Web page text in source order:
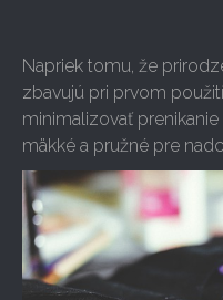
Napriek tomu, že
zbavujú pri prvom
minimalizovať
mäkké a pružné pre